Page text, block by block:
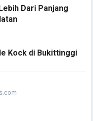
Dari Panjang
Kock di Bukittinggi